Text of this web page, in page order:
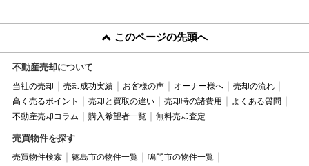
このページの先頭へ
不動産売却について
当社の売却 売却成功実績 お客様の声 オーナー様へ
売却の流れ
高く売るポイント
売却と買取の違い 売却時の諸費用
よくある質問
不動産売却コラム
購入希望者一覧 無料売却査定
売買物件を探す
売買物件検索 徳島市の物件一覧
鳴門市の物件一覧